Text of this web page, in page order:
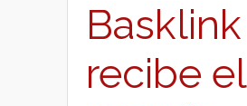
Basklink
recibe el